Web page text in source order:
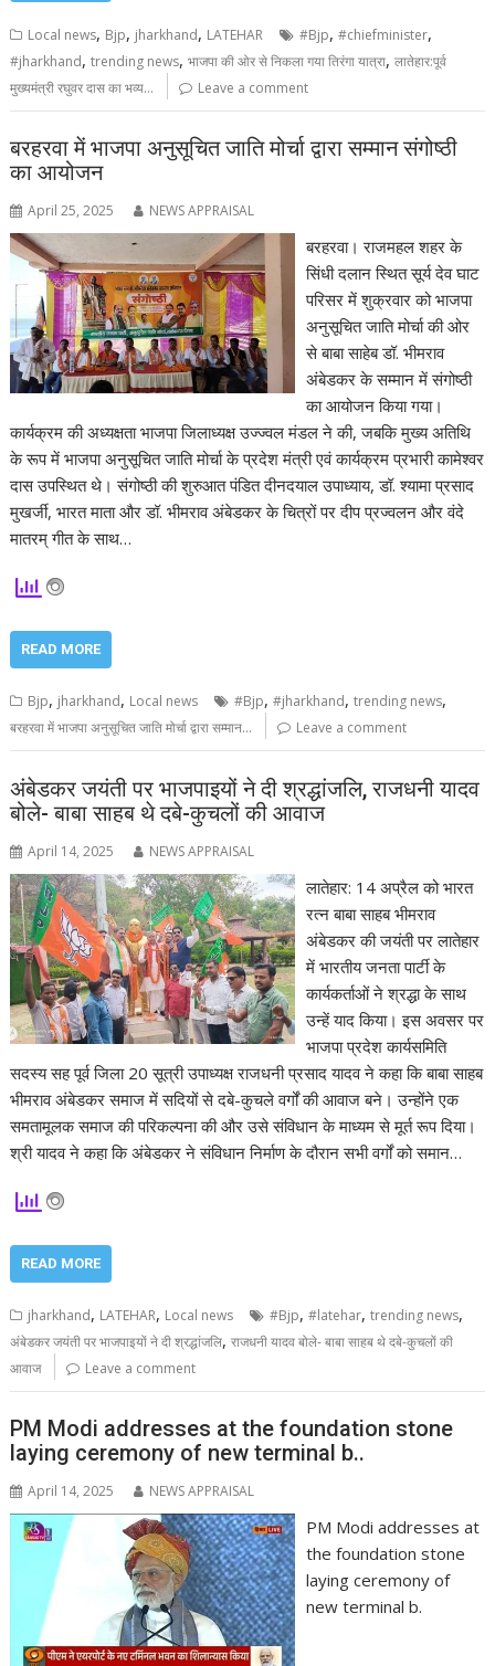
Local news, Bjp, jharkhand, LATEHAR #Bjp,#chiefminister,
#jharkhand,trending news,भाजपा की ओर से निकला गया तिरंगा यात्रा,लातेहार:पूर्व
मुख्यमंत्री रघुवर दास का भव्य...
Leave a comment
बरहरवा में भाजपा अनुसूचित जाति मोर्चा द्वारा सम्मान संगोष्ठी
का आयोजन
April 25, 2025 NEWS APPRAISAL
बरहरवा। राजमहल शहर के
सिंधी दलान स्थित सूर्य देव घाट
परिसर में शुक्रवार को भाजपा
अनुसूचित जाति मोर्चा की ओर
से बाबा साहेब डॉ. भीमराव
अंबेडकर के सम्मान में संगोष्ठी
का आयोजन किया गया।
कार्यक्रम की अध्यक्षता भाजपा जिलाध्यक्ष उज्ज्वल मंडल ने की, जबकि मुख्य अतिथि
के रूप में भाजपा अनुसूचित जाति मोर्चा के प्रदेश मंत्री एवं कार्यक्रम प्रभारी कामेश्वर
दास उपस्थित थे। संगोष्ठी की शुरुआत पंडित दीनदयाल उपाध्याय, डॉ. श्यामा प्रसाद
मुखर्जी, भारत माता और डॉ. भीमराव अंबेडकर के चित्रों पर दीप प्रज्वलन और वंदे
मातरम् गीत के साथ…
READ MORE
Bjp, jharkhand, Local news #Bjp,#jharkhand,trending news,
बरहरवा में भाजपा अनुसूचित जाति मोर्चा द्वारा सम्मान... Leave a comment
अंबेडकर जयंती पर भाजपाइयों ने दी श्रद्धांजलि, राजधनी यादव
बोले- बाबा साहब थे दबे-कुचलों की आवाज
April 14, 2025 NEWS APPRAISAL
लातेहार: 14 अप्रैल को भारत
रत्न बाबा साहब भीमराव
अंबेडकर की जयंती पर लातेहार
में भारतीय जनता पार्टी के
कार्यकर्ताओं ने श्रद्धा के साथ
उन्हें याद किया। इस अवसर पर
भाजपा प्रदेश कार्यसमिति
सदस्य सह पूर्व जिला 20 सूत्री उपाध्यक्ष राजधनी प्रसाद यादव ने कहा कि बाबा साहब
भीमराव अंबेडकर समाज में सदियों से दबे-कुचले वर्गों की आवाज बने। उन्होंने एक
समतामूलक समाज की परिकल्पना की और उसे संविधान के माध्यम से मूर्त रूप दिया।
श्री यादव ने कहा कि अंबेडकर ने संविधान निर्माण के दौरान सभी वर्गों को समान…
READ MORE
jharkhand, LATEHAR, Local news #Bjp,#latehar,trending news,
अंबेडकर जयंती पर भाजपाइयों ने दी श्रद्धांजलि,राजधनी यादव बोले- बाबा साहब थे दबे-कुचलों की
आवाज
Leave a comment
PM Modi addresses at the foundation stone
laying ceremony of new terminal b..
April 14, 2025 NEWS APPRAISAL
PM Modi addresses at
the foundation stone
laying ceremony of
new terminal b.